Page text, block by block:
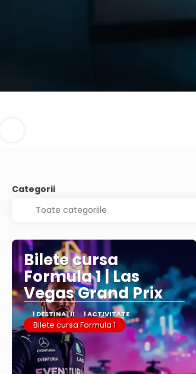
Categorii
Bilete cursa
Formula 1 | Las
Vegas Grand Prix
1 DESTINAŢII 1 ACTIVITATE
Bilete cursa Formula 1